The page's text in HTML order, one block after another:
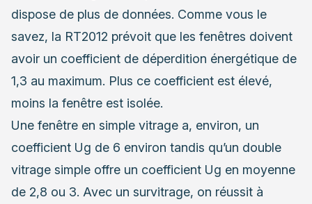
dispose de plus de données. Comme vous le
savez, la RT2012 prévoit que les fenêtres doivent
avoir un coefficient de déperdition énergétique de
1,3 au maximum. Plus ce coefficient est élevé,
moins la fenêtre est isolée.
Une fenêtre en simple vitrage a, environ, un
coefficient Ug de 6 environ tandis qu’un double
vitrage simple offre un coefficient Ug en moyenne
de 2,8 ou 3. Avec un survitrage, on réussit à